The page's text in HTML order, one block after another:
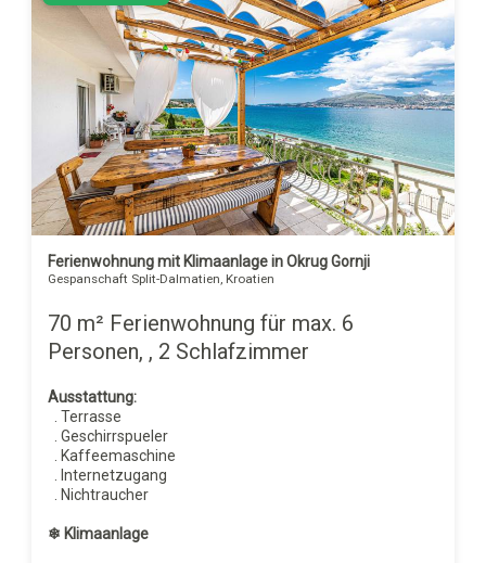
Ferienwohnung mit Klimaanlage in Okrug Gornji
Gespanschaft Split-Dalmatien, Kroatien
70 m² Ferienwohnung für max. 6
Personen, , 2 Schlafzimmer
Ausstattung:
. Terrasse
. Geschirrspueler
. Kaffeemaschine
. Internetzugang
. Nichtraucher
❄ Klimaanlage